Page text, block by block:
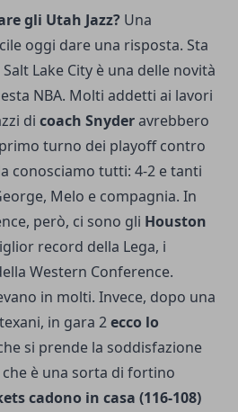
gli Utah Jazz? Una
oggi dare una risposta. Sta
Lake City è una delle novità
NBA. Molti addetti ai lavori
di coach Snyderavrebbero
turno dei playoff contro
conosciamo tutti: 4-2 e tanti
Melo e compagnia. In
però, ci sono gli Houston
record della Lega, i
Western Conference.
in molti. Invece, dopo una
in gara 2ecco lo
si prende la soddisfazione
è una sorta di fortino
cadono in casa (116-108)